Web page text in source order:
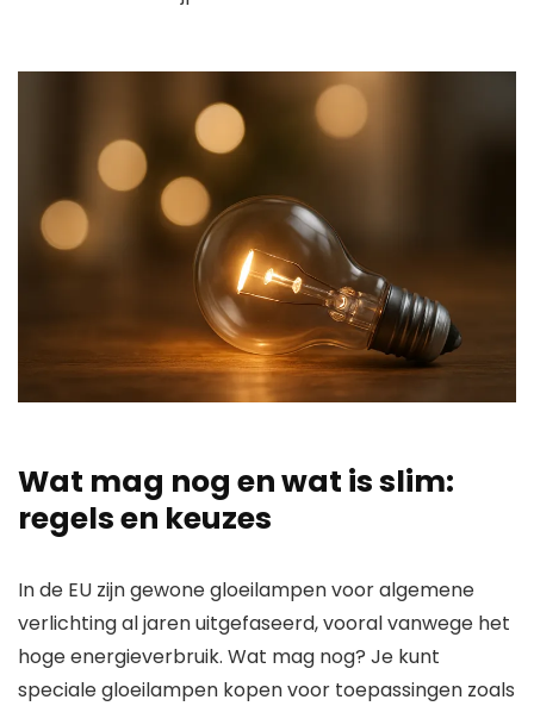
Wat mag nog en wat is slim:
regels en keuzes
In de EU zijn gewone gloeilampen voor algemene
verlichting al jaren uitgefaseerd, vooral vanwege het
hoge energieverbruik. Wat mag nog? Je kunt
speciale gloeilampen kopen voor toepassingen zoals